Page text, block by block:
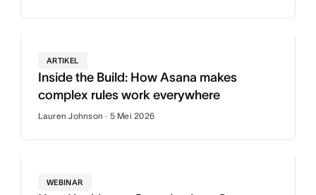
ARTIKEL
Inside the Build: How Asana makes
complex rules work everywhere
Lauren Johnson · 5 Mei 2026
WEBINAR